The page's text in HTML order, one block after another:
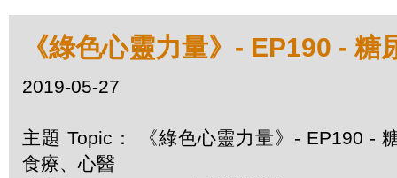
《綠色心靈力量》- EP190 - 糖
2019-05-27
主題 Topic： 《綠色心靈力量》- EP190 -
食療、心醫